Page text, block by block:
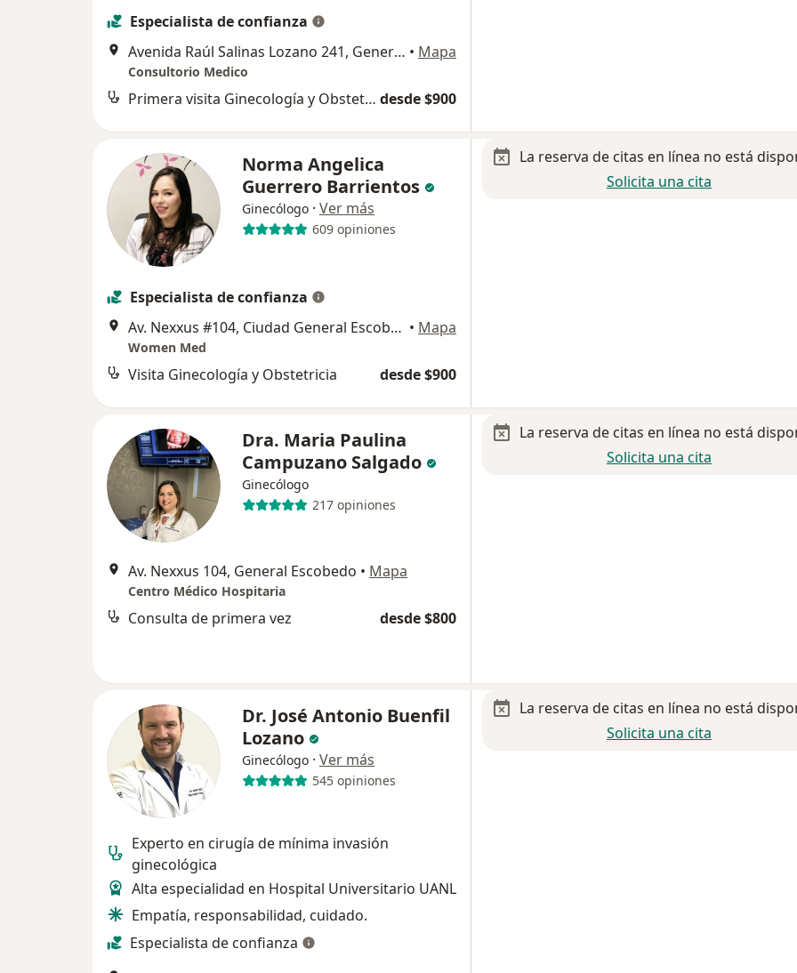
Especialista de confianza
Avenida Raúl Salinas Lozano 241, General Escobedo • Mapa
Consultorio Medico
Primera visita Ginecología y Obstetricia desde $900
Norma Angelica
Guerrero Barrientos
Ginecólogo · Ver más
609 opiniones
Especialista de confianza
Av. Nexxus #104, Ciudad General Escobedo • Mapa
Women Med
Visita Ginecología y Obstetricia desde $900
La reserva de citas en línea no está
Solicita una cita
Dra. Maria Paulina
Campuzano Salgado
Ginecólogo
217 opiniones
Av. Nexxus 104, General Escobedo • Mapa
Centro Médico Hospitaria
Consulta de primera vez desde $800
La reserva de citas en línea no está
Solicita una cita
Dr. José Antonio Buenfil
Lozano
Ginecólogo · Ver más
545 opiniones
Experto en cirugía de mínima invasión
ginecológica
Alta especialidad en Hospital Universitario UANL
Empatía, responsabilidad, cuidado.
Especialista de confianza
La reserva de citas en línea no está
Solicita una cita